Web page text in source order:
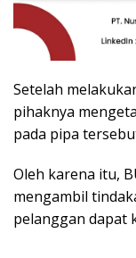
Setelah
pihaknya
pada pipa
Oleh karena itu,
mengambil
pelanggan dapat